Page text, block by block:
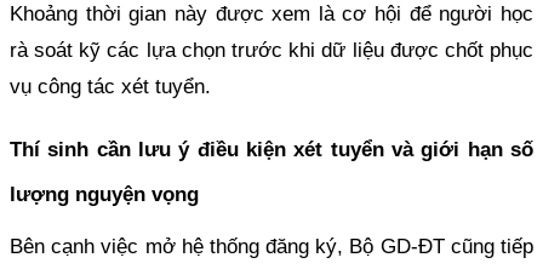
Khoảng thời gian này được xem là cơ hội để người học
rà soát kỹ các lựa chọn trước khi dữ liệu được chốt phục
vụ công tác xét tuyển.
Thí sinh cần lưu ý điều kiện xét tuyển và giới hạn số
lượng nguyện vọng
Bên cạnh việc mở hệ thống đăng ký, Bộ GD-ĐT cũng tiếp